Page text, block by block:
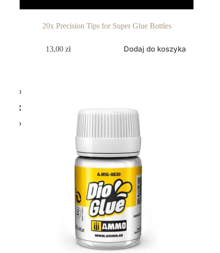
20x Precision Tips for Super Glue Bottles
13,00zł Dodaj do koszyka